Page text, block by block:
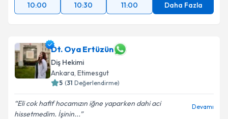
10:00
10:30 11:00 Daha Fazla
Dt. Oya Ertüzün
Diş Hekimi
Ankara, Etimesgut
5 (31 Değerlendirme)
Eli cok hafif hocamızın iğne yaparken dahi aci
hissetmedim. İşinin...
Devamı